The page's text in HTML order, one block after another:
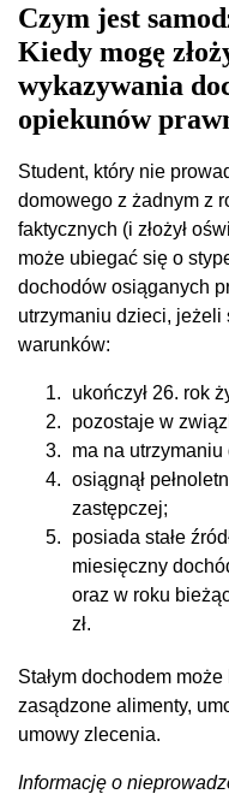
Czym jest
Kiedy mogę
wykazywania
opiekunów
Student, który nie
domowego z żadnym z
faktycznych (i złożył
może ubiegać się o
dochodów osiąganych
utrzymaniu dzieci, jeżeli
warunków:
ukończył 26. rok
pozostaje w
ma na utrzymaniu
osiągnął
zastępczej;
posiada stałe
miesięczny
oraz w roku
zł.
Stałym dochodem
zasądzone alimenty,
umowy zlecenia.
Informację o